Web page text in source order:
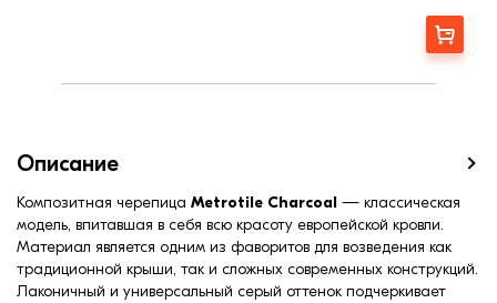
Заказать
Описание
Композитная черепица Metrotile Charcoal — классическая
модель, впитавшая в себя всю красоту европейской кровли.
Материал является одним из фаворитов для возведения как
традиционной крыши, так и сложных современных конструкций.
Лаконичный и универсальный серый оттенок подчеркивает